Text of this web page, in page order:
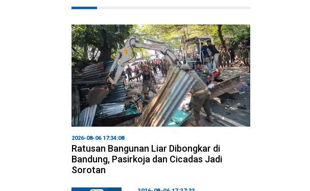
2026-08-06 17:34:08
Ratusan Bangunan Liar Dibongkar di
Bandung, Pasirkoja dan Cicadas Jadi
Sorotan